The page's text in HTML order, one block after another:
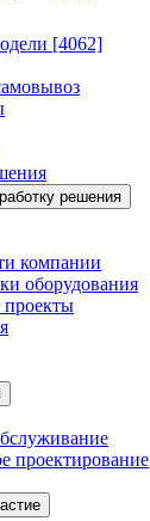
[4062]
решения
компании
оборудования
проектирование